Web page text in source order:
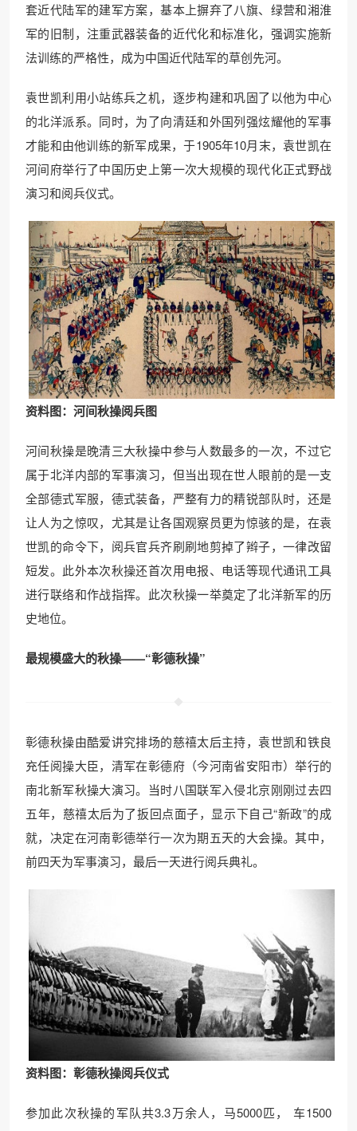
套近代陆军的建军方案，基本上摒弃了八旗、绿营和湘淮
军的旧制，注重武器装备的近代化和标准化，强调实施新
法训练的严格性，成为中国近代陆军的草创先河。
袁世凯利用小站练兵之机，逐步构建和巩固了以他为中心
的北洋派系。同时，为了向清廷和外国列强炫耀他的军事
才能和由他训练的新军成果，于1905年10月末，袁世凯在
河间府举行了中国历史上第一次大规模的现代化正式野战
演习和阅兵仪式。
资料图：河间秋操阅兵图
河间秋操是晚清三大秋操中参与人数最多的一次，不过它
属于北洋内部的军事演习，但当出现在世人眼前的是一支
全部德式军服，德式装备，严整有力的精锐部队时，还是
让人为之惊叹，尤其是让各国观察员更为惊骇的是，在袁
世凯的命令下，阅兵官兵齐刷刷地剪掉了辫子，一律改留
短发。此外本次秋操还首次用电报、电话等现代通讯工具
进行联络和作战指挥。此次秋操一举奠定了北洋新军的历
史地位。
最规模盛大的秋操——“彰德秋操”
彰德秋操由酷爱讲究排场的慈禧太后主持，袁世凯和铁良
充任阅操大臣，清军在彰德府（今河南省安阳市）举行的
南北新军秋操大演习。当时八国联军入侵北京刚刚过去四
五年，慈禧太后为了扳回点面子，显示下自己“新政”的成
就，决定在河南彰德举行一次为期五天的大会操。其中，
前四天为军事演习，最后一天进行阅兵典礼。
资料图：彰德秋操阅兵仪式
参加此次秋操的军队共3.3万余人，马5000匹， 车1500